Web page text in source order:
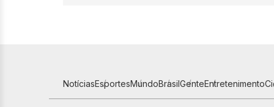
NotíciasEsportesMundoBrasilGenteEntretenimento